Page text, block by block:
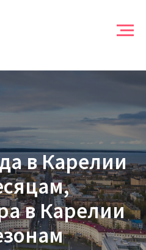
в Карелии
в Карелии